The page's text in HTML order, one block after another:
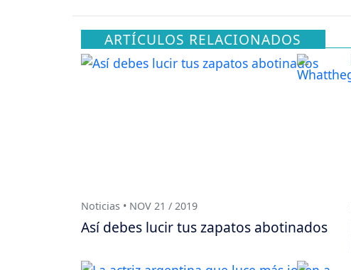
ARTÍCULOS RELACIONADOS
Noticias • NOV 21 / 2019
Así debes lucir tus zapatos abotinados